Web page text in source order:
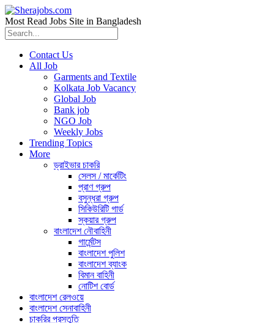
Most Read Jobs Site in Bangladesh
Contact Us
All Job
Garments and Textile
Kolkata Job Vacancy
Global Job
Bank job
NGO Job
Weekly Jobs
Trending Topics
More
ড্রাইভার চাকরি
সেলস / মার্কেটিং
প্রাণ গ্রুপ
বসুন্ধরা গ্রুপ
সিকিউরিটি গার্ড
স্কয়ার গ্রুপ
বাংলাদেশ নৌবাহিনী
গার্মেন্টস
বাংলাদেশ পুলিশ
বাংলাদেশ ব্যাংক
বিমান বাহিনী
নোটিশ বোর্ড
বাংলাদেশ রেলওয়ে
বাংলাদেশ সেনাবাহিনী
চাকরির প্রস্তুতি